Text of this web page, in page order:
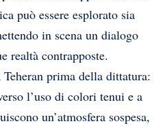
può essere esplorato sia
in scena un dialogo
realtà contrapposte.
prima della dittatura:
l’uso di colori tenui e a
un’atmosfera sospesa,